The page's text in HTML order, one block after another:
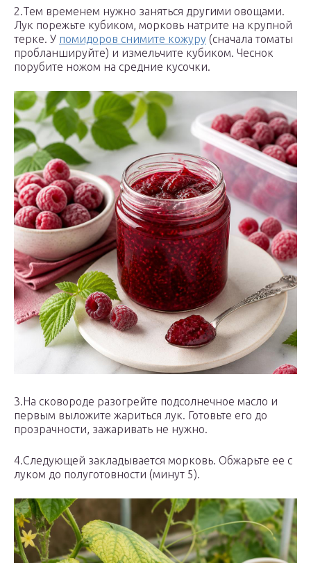
2.Тем временем нужно заняться другими овощами.
Лук порежьте кубиком, морковь натрите на крупной
терке. У помидоров снимите кожуру (сначала томаты
пробланшируйте) и измельчите кубиком. Чеснок
порубите ножом на средние кусочки.
3.На сковороде разогрейте подсолнечное масло и
первым выложите жариться лук. Готовьте его до
прозрачности, зажаривать не нужно.
4.Следующей закладывается морковь. Обжарьте ее с
луком до полуготовности (минут 5).